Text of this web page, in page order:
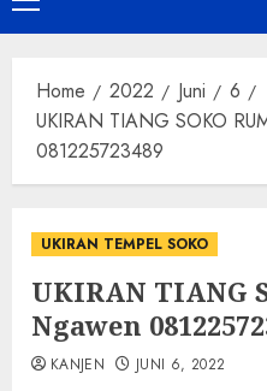
Home 2022 Juni
6
UKIRAN TIANG SOKO
081225723489
UKIRAN TEMPEL SOKO
UKIRAN TIANG
Ngawen
KANJEN JUNI 6, 2022